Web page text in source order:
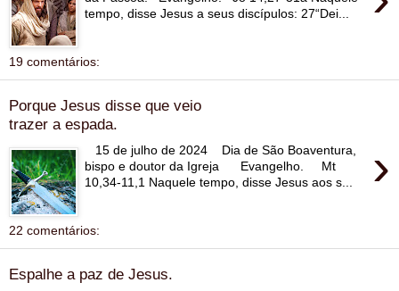
tempo, disse Jesus a seus discípulos: 27“Dei...
19 comentários:
Porque Jesus disse que veio
trazer a espada.
›
15 de julho de 2024 Dia de São Boaventura,
bispo e doutor da Igreja Evangelho. Mt
10,34-11,1 Naquele tempo, disse Jesus aos s...
22 comentários:
Espalhe a paz de Jesus.